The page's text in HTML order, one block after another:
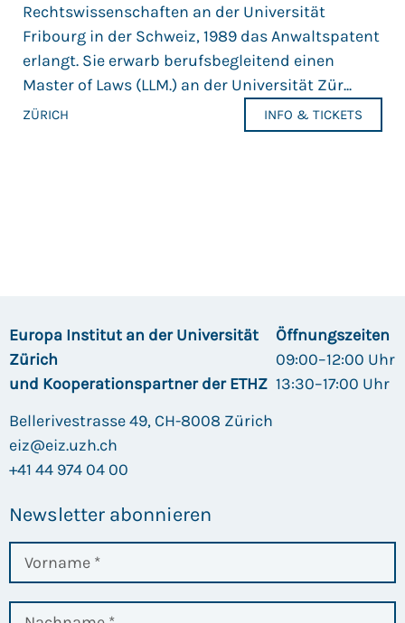
Rechtswissenschaften an der Universität
Fribourg in der Schweiz, 1989 das Anwaltspatent
erlangt. Sie erwarb berufsbegleitend einen
Master of Laws (LLM.) an der Universität Zür...
ZÜRICH INFO & TICKETS
Europa Institut an der Universität
Zürich
und Kooperationspartner der ETHZ
Bellerivestrasse 49, CH-8008 Zürich
eiz@eiz.uzh.ch
+41 44 974 04 00
Öffnungszeiten
09:00–12:00 Uhr
13:30–17:00 Uhr
Newsletter abonnieren